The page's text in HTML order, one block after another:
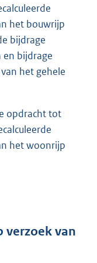
het bouwrijp
bijdrage
en bijdrage
het gehele
opdracht tot
het woonrijp
verzoek van